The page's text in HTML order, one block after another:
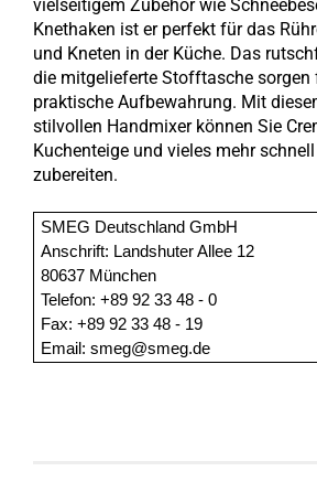
vielseitigem Zubehör wie
Knethaken ist er perfekt für das
und Kneten in der Küche. Das
die mitgelieferte Stofftasche
praktische Aufbewahrung. Mit
stilvollen Handmixer können Sie
Kuchenteige und vieles mehr
zubereiten.
SMEG Deutschland GmbH
Anschrift: Landshuter Allee 12
80637 München
Telefon: +89 92 33 48 - 0
Fax: +89 92 33 48 - 19
Email: smeg@smeg.de